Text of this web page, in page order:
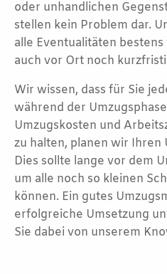
oder unhandlichen
stellen kein Problem dar.
alle Eventualitäten
auch vor Ort noch
Wir wissen, dass für Sie
während der
Umzugskosten und
zu halten, planen wir
Dies sollte lange vor dem
um alle noch so kleinen
können. Ein gutes
erfolgreiche Umsetzung
Sie dabei von unserem